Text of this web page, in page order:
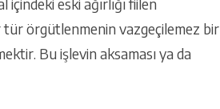
eski ağırlığı fiilen
tür örgütlenmenin vazgeçilemez bir
Bu işlevin aksaması ya da